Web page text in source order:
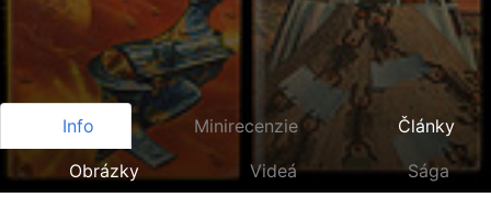
Info Minirecenzie Články
Obrázky Videá Sága